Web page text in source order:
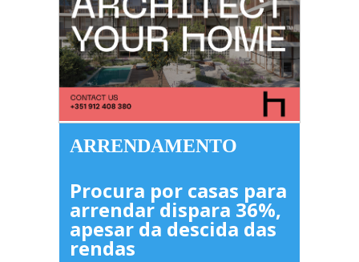
ARRENDAMENTO
Procura por casas para
arrendar dispara 36%,
apesar da descida das
rendas